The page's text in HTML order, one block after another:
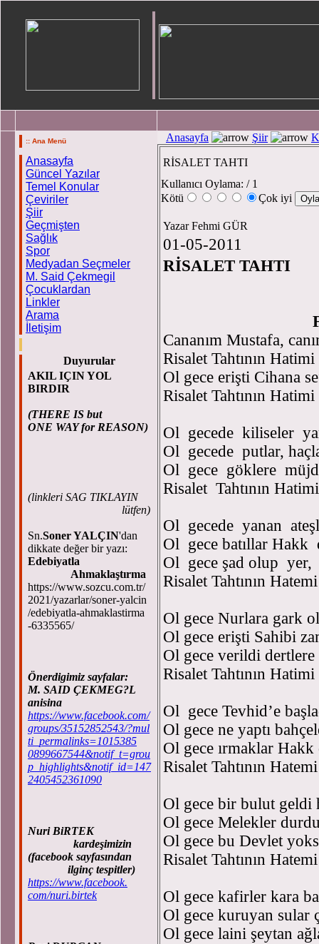
:: Ana Menü
Anasayfa
Güncel Yazılar
Temel Konular
Çeviriler
Şiir
Geçmişten
Sağlık
Spor
Medyadan Seçmeler
M. Said Çekmegil
Çocuklardan
Linkler
Arama
İletişim
Duyurular
AKIL IÇIN YOL
BIRDIR
(THERE IS but
ONE WAY for REASON)
(linkleri SAG TIKLAYIN
lütfen)
Sn.Soner YALÇIN'dan
dikkate değer bir yazı:
Edebiyatla
Ahmaklaştırma
https://www.sozcu.com.tr/
2021/yazarlar/soner-yalcin
/edebiyatla-ahmaklastirma
-6335565/
Önerdigimiz sayfalar:
M. SAID ÇEKMEG?L
anisina
https://www.facebook.com/
groups/35152852543/?mul
ti_permalinks=1015385
0899667544&notif_t=grou
p_highlights&notif_id=147
2405452361090
Nuri BiRTEK
kardeşimizin
(facebook sayfasından
ilginç tespitler)
https://www.facebook.
com/nuri.birtek
Anasayfa Şiir
RİSALET TAHTI
Kullanıcı Oylama: / 1
Kötü
Çok iyi
Yazar Fehmi GÜR
01-05-2011
RİSALET TAHTI
Fehmi
Cananım Mustafa,
Risalet Tahtının
Ol gece erişti Cihana
Risalet Tahtının
Ol gecede kiliseler
Ol gecede putlar,
Ol gece göklere
Risalet Tahtının
Ol gecede yanan
Ol gece batıllar Hakk
Ol gece şad olup
Risalet Tahtının
Ol gece Nurlara gark
Ol gece erişti Sahibi
Ol gece verildi dertlere
Risalet Tahtının
Ol gece Tevhid’e
Ol gece ne yaptı
Ol gece ırmaklar
Risalet Tahtının
Ol gece bir bulut geldi
Ol gece Melekler
Ol gece bu Devlet
Risalet Tahtının
Ol gece kafirler kara
Ol gece kuruyan sular
Ol gece laini şeytan